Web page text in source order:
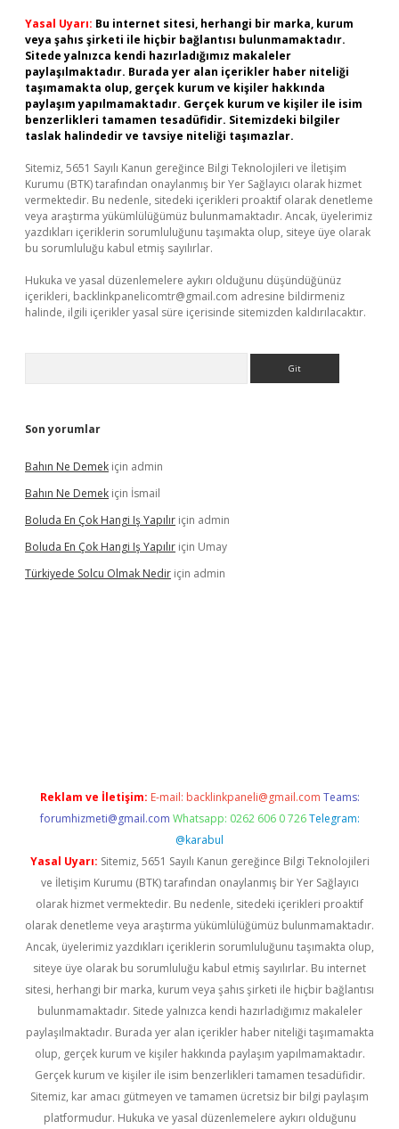
Yasal Uyarı: Bu internet sitesi, herhangi bir marka, kurum
veya şahıs şirketi ile hiçbir bağlantısı bulunmamaktadır.
Sitede yalnızca kendi hazırladığımız makaleler
paylaşılmaktadır. Burada yer alan içerikler haber niteliği
taşımamakta olup, gerçek kurum ve kişiler hakkında
paylaşım yapılmamaktadır. Gerçek kurum ve kişiler ile isim
benzerlikleri tamamen tesadüfidir. Sitemizdeki bilgiler
taslak halindedir ve tavsiye niteliği taşımazlar.
Sitemiz, 5651 Sayılı Kanun gereğince Bilgi Teknolojileri ve İletişim
Kurumu (BTK) tarafından onaylanmış bir Yer Sağlayıcı olarak hizmet
vermektedir. Bu nedenle, sitedeki içerikleri proaktif olarak denetleme
veya araştırma yükümlülüğümüz bulunmamaktadır. Ancak, üyelerimiz
yazdıkları içeriklerin sorumluluğunu taşımakta olup, siteye üye olarak
bu sorumluluğu kabul etmiş sayılırlar.
Hukuka ve yasal düzenlemelere aykırı olduğunu düşündüğünüz
içerikleri, backlinkpanelicomtr@gmail.com adresine bildirmeniz
halinde, ilgili içerikler yasal süre içerisinde sitemizden kaldırılacaktır.
Son yorumlar
Bahın Ne Demek için admin
Bahın Ne Demek için İsmail
Boluda En Çok Hangi Iş Yapılır için admin
Boluda En Çok Hangi Iş Yapılır için Umay
Türkiyede Solcu Olmak Nedir için admin
Reklam ve İletişim: E-mail: backlinkpaneli@gmail.com Teams:
forumhizmeti@gmail.com Whatsapp: 0262 606 0 726 Telegram:
@karabul
Yasal Uyarı: Sitemiz, 5651 Sayılı Kanun gereğince Bilgi Teknolojileri
ve İletişim Kurumu (BTK) tarafından onaylanmış bir Yer Sağlayıcı
olarak hizmet vermektedir. Bu nedenle, sitedeki içerikleri proaktif
olarak denetleme veya araştırma yükümlülüğümüz bulunmamaktadır.
Ancak, üyelerimiz yazdıkları içeriklerin sorumluluğunu taşımakta olup,
siteye üye olarak bu sorumluluğu kabul etmiş sayılırlar. Bu internet
sitesi, herhangi bir marka, kurum veya şahıs şirketi ile hiçbir bağlantısı
bulunmamaktadır. Sitede yalnızca kendi hazırladığımız makaleler
paylaşılmaktadır. Burada yer alan içerikler haber niteliği taşımamakta
olup, gerçek kurum ve kişiler hakkında paylaşım yapılmamaktadır.
Gerçek kurum ve kişiler ile isim benzerlikleri tamamen tesadüfidir.
Sitemiz, kar amacı gütmeyen ve tamamen ücretsiz bir bilgi paylaşım
platformudur. Hukuka ve yasal düzenlemelere aykırı olduğunu